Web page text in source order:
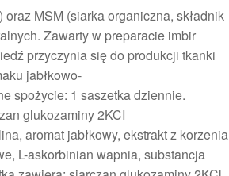
MSM (siarka organiczna, składnik
Zawarty w preparacie imbir
przyczynia się do produkcji tkanki
jabłkowo-
spożycie: 1 saszetka dziennie.
glukozaminy 2KCI
aromat jabłkowy, ekstrakt z korzenia
L-askorbinian wapnia, substancja